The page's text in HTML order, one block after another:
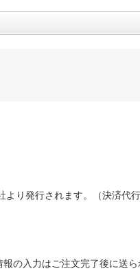
り発行されます。（決済代
の入力はご注文完了後に送